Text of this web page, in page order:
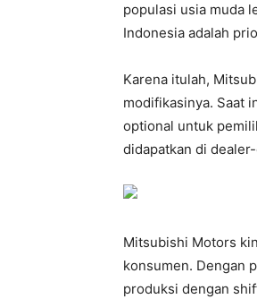
populasi usia muda
Indonesia adalah
Karena itulah,
modifikasinya. Saat
optional untuk
didapatkan di
Mitsubishi Motors
konsumen. Dengan
produksi dengan